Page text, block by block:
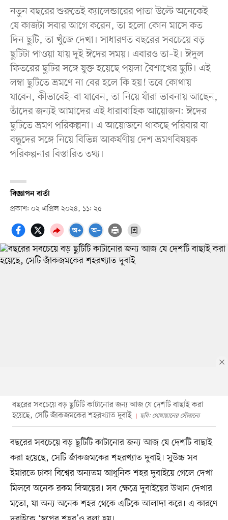
নতুন বছরের শুরুতেই ক্যালেন্ডারের পাতা উল্টে অনেকেই
যে কাজটা সবার আগে করেন, তা হলো কোন মাসে কত
দিন ছুটি, তা খুঁজে দেখা। সাধারণত বছরের সবচেয়ে বড়
ছুটিটা পাওয়া যায় দুই ঈদের সময়। এবারও তা–ই। ঈদুল
ফিতরের ছুটির সঙ্গে যুক্ত হয়েছে পয়লা বৈশাখের ছুটি। এই
লম্বা ছুটিতে ভ্রমণে না বের হলে কি হয়! তবে কোথায়
যাবেন, কীভাবেই–বা যাবেন, তা নিয়ে যাঁরা ভাবনায় আছেন,
তাঁদের জন্যই আমাদের এই ধারাবাহিক আয়োজন: ঈদের
ছুটিতে ভ্রমণ পরিকল্পনা। এ আয়োজনে থাকছে পরিবার বা
বন্ধুদের সঙ্গে নিয়ে বিভিন্ন আকর্ষণীয় দেশ ভ্রমণবিষয়ক
পরিকল্পনার বিস্তারিত তথ্য।
বিজ্ঞাপন বার্তা
প্রকাশ: ০২ এপ্রিল ২০২৪, ১১: ২৫
বছরের সবচেয়ে বড় ছুটিটি কাটানোর জন্য আজ যে দেশটি বাছাই করা
হয়েছে, সেটি জাঁকজমকের শহরখ্যাত দুবাই
ছবি: গোযায়ানের সৌজন্যে
বছরের সবচেয়ে বড় ছুটিটি কাটানোর জন্য আজ যে দেশটি বাছাই
করা হয়েছে, সেটি জাঁকজমকের শহরখ্যাত দুবাই। সুউচ্চ সব
ইমারতে ঢাকা বিশ্বের অন্যতম আধুনিক শহর দুবাইয়ে গেলে দেখা
মিলবে অনেক রকম বিস্ময়ের। সব ক্ষেত্রে দুবাইয়ের উত্থান দেখার
মতো, যা অন্য অনেক শহর থেকে এটিকে আলাদা করে। এ কারণে